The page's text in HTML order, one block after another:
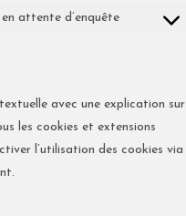
attente d’enquête
avec une explication sur
les cookies et extensions
l’utilisation des cookies via